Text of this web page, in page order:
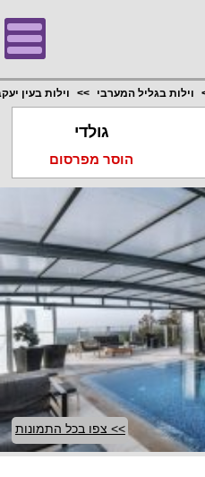
וילות בגליל המערבי וילות בעין
גולדי
הוסר מפרסום
>> צפו בכל התמונות